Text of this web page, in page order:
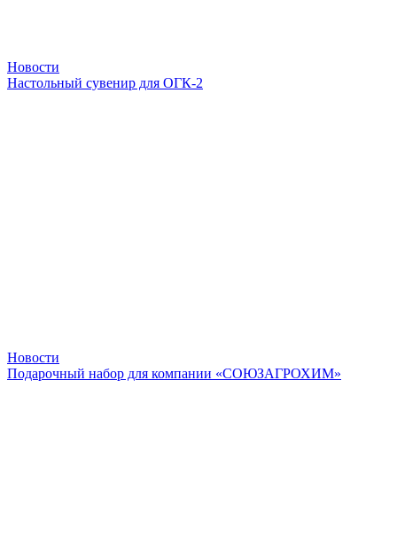
Новости
Настольный сувенир для ОГК-2
Новости
Подарочный набор для компании «СОЮЗАГРОХИМ»